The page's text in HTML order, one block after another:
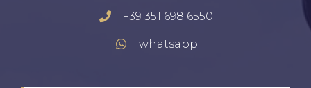
+39 351 698 6550
whatsapp